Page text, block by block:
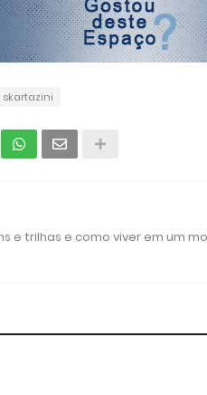
skartazini
e trilhas e como viver em um